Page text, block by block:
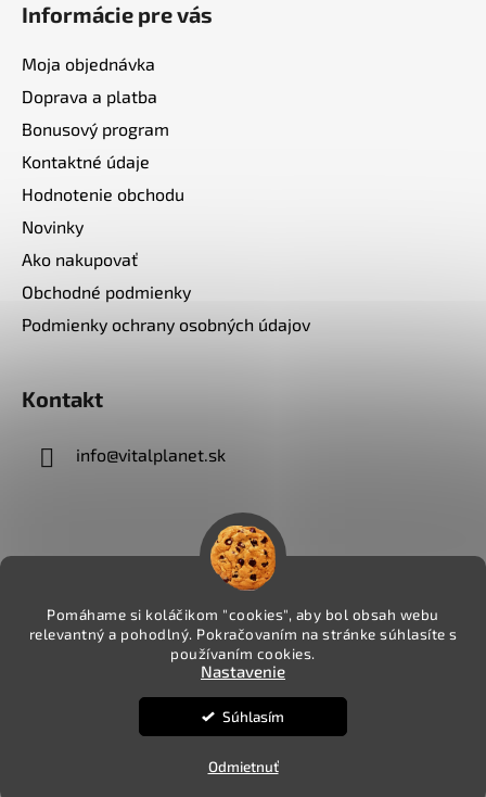
Pomáhame si koláčikom "cookies", aby bol obsah webu
relevantný a pohodlný. Pokračovaním na stránke súhlasíte s
používaním cookies.
Nastavenie
Odmietnuť
Súhlasím
Informácie pre vás
Moja objednávka
Doprava a platba
Bonusový program
Kontaktné údaje
Hodnotenie obchodu
Novinky
Ako nakupovať
Obchodné podmienky
Podmienky ochrany osobných údajov
Kontakt
info@vitalplanet.sk
Vytvoril Shoptet
Upraviť nastavenie cookies